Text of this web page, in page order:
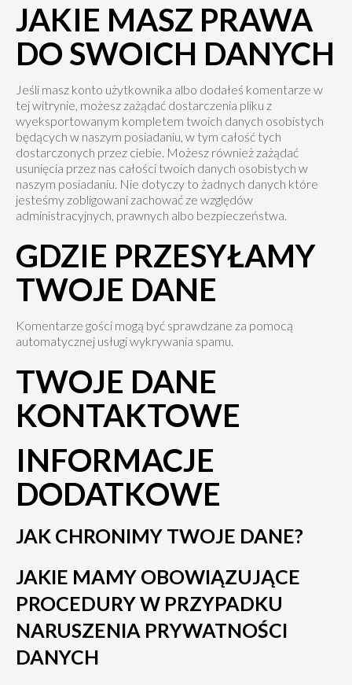
JAKIE MASZ PRAWA
DO SWOICH DANYCH
Jeśli masz konto użytkownika albo dodałeś komentarze w
tej witrynie, możesz zażądać dostarczenia pliku z
wyeksportowanym kompletem twoich danych osobistych
będących w naszym posiadaniu, w tym całość tych
dostarczonych przez ciebie. Możesz również zażądać
usunięcia przez nas całości twoich danych osobistych w
naszym posiadaniu. Nie dotyczy to żadnych danych które
jesteśmy zobligowani zachować ze względów
administracyjnych, prawnych albo bezpieczeństwa.
GDZIE PRZESYŁAMY
TWOJE DANE
Komentarze gości mogą być sprawdzane za pomocą
automatycznej usługi wykrywania spamu.
TWOJE DANE
KONTAKTOWE
INFORMACJE
DODATKOWE
JAK CHRONIMY TWOJE DANE?
JAKIE MAMY OBOWIĄZUJĄCE
PROCEDURY W PRZYPADKU
NARUSZENIA PRYWATNOŚCI
DANYCH